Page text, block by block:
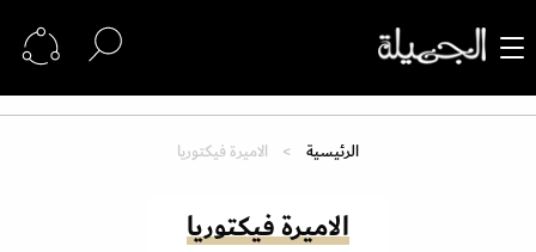
الرئيسية الاميرة فيكتوريا
الاميرة فيكتوريا